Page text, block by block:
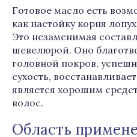
Готовое масло есть
как настойку корня
Это незаменимая
шевелюрой. Оно
головной покров,
сухость,
является хорошим
волос.
Область